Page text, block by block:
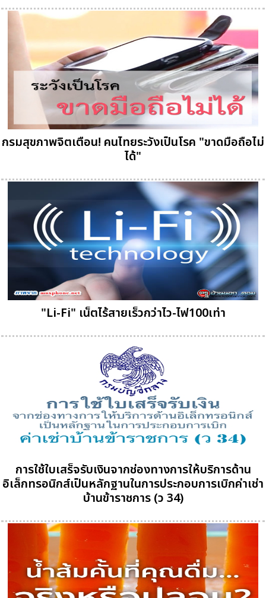
กรมสุขภาพจิตเตือน! คนไทยระวังเป็นโรค "ขาดมือถือไม่
ได้"
"Li-Fi" เน็ตไร้สายเร็วกว่าไว-ไฟ100เท่า
การใช้ใบเสร็จรับเงินจากช่องทางการให้บริการด้าน
อิเล็กทรอนิกส์เป็นหลักฐานในการประกอบการเบิกค่าเช่า
บ้านข้าราชการ (ว 34)